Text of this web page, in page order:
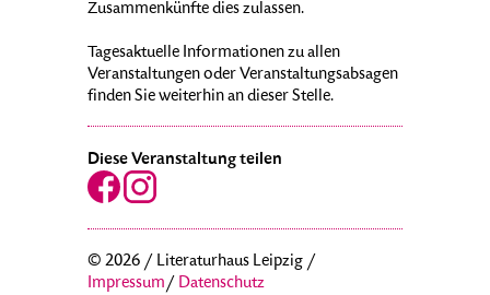
Zusammenkünfte dies zulassen.
Tagesaktuelle Informationen zu allen
Veranstaltungen oder Veranstaltungsabsagen
finden Sie weiterhin an dieser Stelle.
Diese Veranstaltung teilen
© 2026 / Literaturhaus Leipzig /
Impressum/ Datenschutz